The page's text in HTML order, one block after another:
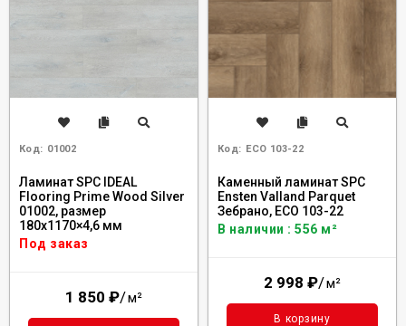
Код: 01002
Ламинат SPC IDEAL
Flooring Prime Wood Silver
01002, размер
180x1170×4,6 мм
Под заказ
1 850 ₽/м²
Код: ECO 103-22
Каменный ламинат SPC
Ensten Valland Parquet
Зебрано, ECO 103-22
В наличии : 556 м²
2 998 ₽/м²
В корзину